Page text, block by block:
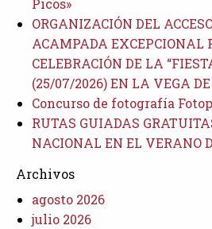
Picos»
ORGANIZACIÓN DEL
ACAMPADA EXCEPCIONAL
CELEBRACIÓN DE LA
(25/07/2026) EN LA VEGA
Concurso de fotografía
RUTAS GUIADAS
NACIONAL EN EL VERANO
Archivos
agosto 2026
julio 2026